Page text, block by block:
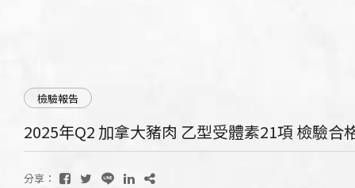
檢驗報告
2025年Q2 加拿大豬肉 乙型受體素21項 檢驗合
分享：